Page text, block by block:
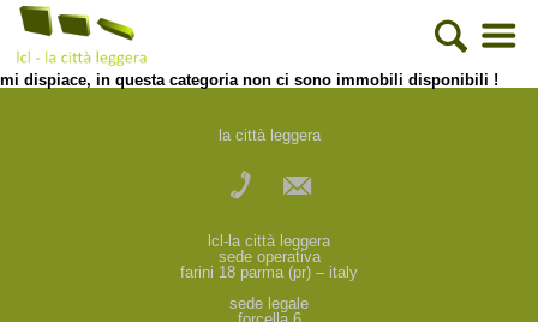
mi dispiace, in questa categoria non ci sono immobili disponibili !
la città leggera
lcl-la città leggera
sede operativa
farini 18 parma (pr) – italy
sede legale